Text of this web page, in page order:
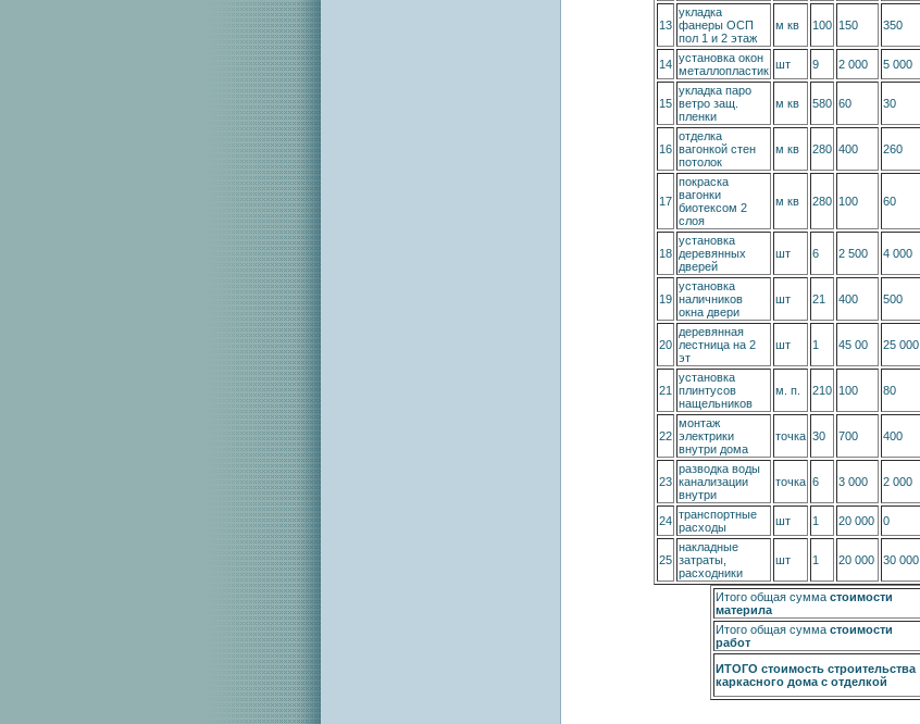
13
укладка
фанеры ОСП
пол 1 и 2 этаж
м кв 100 150 350
14 установка окон
металлопластик шт 9 2 000 5 000
15
укладка паро
ветро защ.
пленки
м кв 580 60 30
16
отделка
вагонкой стен
потолок
м кв 280 400 260
17
покраска
вагонки
биотексом 2
слоя
м кв 280 100 60
18
установка
деревянных
дверей
шт 6 2 500 4 000
19
установка
наличников
окна двери
шт 21 400 500
20
деревянная
лестница на 2
эт
шт 1 45 00 25 000
21
установка
плинтусов
нащельников
м. п. 210 100 80
22
монтаж
электрики
внутри дома
точка 30 700 400
23
разводка воды
канализации
внутри
точка 6 3 000 2 000
24 транспортные
расходы
шт 1 20 000 0
25
накладные
затраты,
расходники
шт 1 20 000 30 000
Итого общая сумма стоимости
материла
Итого общая сумма стоимости
работ
ИТОГО стоимость строительства
каркасного дома с отделкой